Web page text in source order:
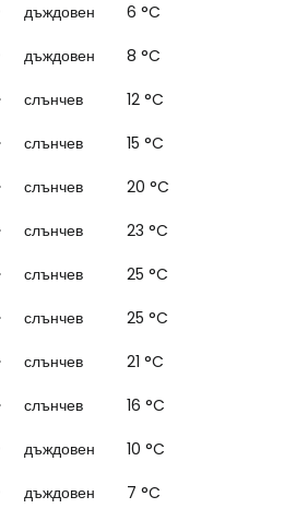
дъждовен
6 °C
дъждовен
8 °C
слънчев
12 °C
слънчев
15 °C
слънчев
20 °C
слънчев
23 °C
слънчев
25 °C
слънчев
25 °C
слънчев
21 °C
слънчев
16 °C
дъждовен
10 °C
дъждовен 7 °C